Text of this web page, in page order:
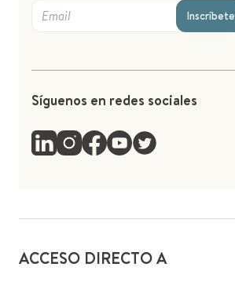
Inscríbete
Síguenos en redes sociales
ACCESO DIRECTO A